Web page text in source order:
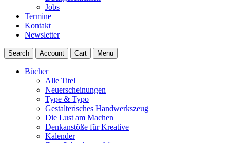
Jobs
Termine
Kontakt
Newsletter
Search Account Cart Menu
Bücher
Alle Titel
Neuerscheinungen
Type & Typo
Gestalterisches Handwerkszeug
Die Lust am Machen
Denkanstöße für Kreative
Kalender